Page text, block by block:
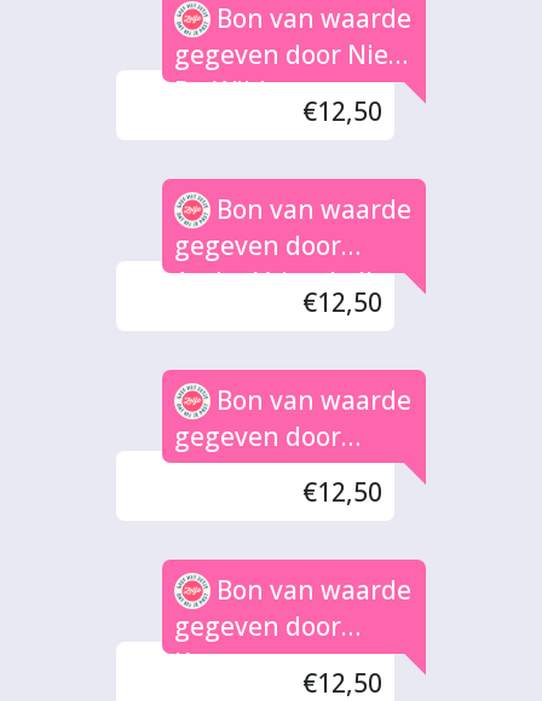
Bon van waarde
gegeven door Niels
De Wild
€12,50
Bon van waarde
gegeven door
Andre Vriezekolk
€12,50
Bon van waarde
gegeven door
Jeroen
€12,50
Bon van waarde
gegeven door
Krane
€12,50